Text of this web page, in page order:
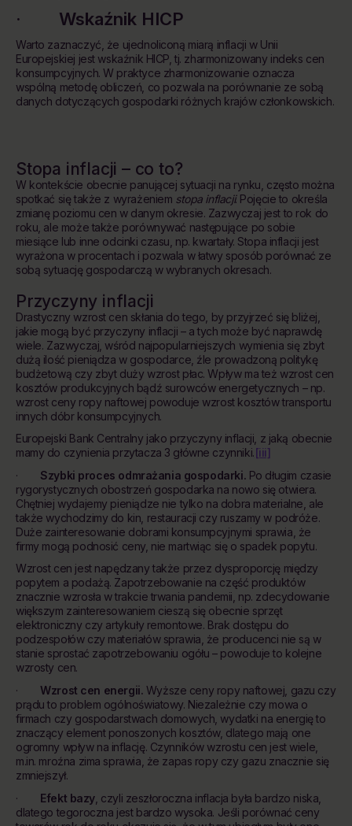
· Wskaźnik HICP
Warto zaznaczyć, że ujednoliconą miarą inflacji w Unii
Europejskiej jest wskaźnik HICP, tj. zharmonizowany indeks cen
konsumpcyjnych. W praktyce zharmonizowanie oznacza
wspólną metodę obliczeń, co pozwala na porównanie ze sobą
danych dotyczących gospodarki różnych krajów członkowskich.
Stopa inflacji – co to?
W kontekście obecnie panującej sytuacji na rynku, często można
spotkać się także z wyrażeniem stopa inflacji. Pojęcie to określa
zmianę poziomu cen w danym okresie. Zazwyczaj jest to rok do
roku, ale może także porównywać następujące po sobie
miesiące lub inne odcinki czasu, np. kwartały. Stopa inflacji jest
wyrażona w procentach i pozwala w łatwy sposób porównać ze
sobą sytuację gospodarczą w wybranych okresach.
Przyczyny inflacji
Drastyczny wzrost cen skłania do tego, by przyjrzeć się bliżej,
jakie mogą być przyczyny inflacji – a tych może być naprawdę
wiele. Zazwyczaj, wśród najpopularniejszych wymienia się zbyt
dużą ilość pieniądza w gospodarce, źle prowadzoną politykę
budżetową czy zbyt duży wzrost płac. Wpływ ma też wzrost cen
kosztów produkcyjnych bądź surowców energetycznych – np.
wzrost ceny ropy naftowej powoduje wzrost kosztów transportu
innych dóbr konsumpcyjnych.
Europejski Bank Centralny jako przyczyny inflacji, z jaką obecnie
mamy do czynienia przytacza 3 główne czynniki.[iii]
· Szybki proces odmrażania gospodarki. Po długim czasie
rygorystycznych obostrzeń gospodarka na nowo się otwiera.
Chętniej wydajemy pieniądze nie tylko na dobra materialne, ale
także wychodzimy do kin, restauracji czy ruszamy w podróże.
Duże zainteresowanie dobrami konsumpcyjnymi sprawia, że
firmy mogą podnosić ceny, nie martwiąc się o spadek popytu.
Wzrost cen jest napędzany także przez dysproporcję między
popytem a podażą. Zapotrzebowanie na część produktów
znacznie wzrosła w trakcie trwania pandemii, np. zdecydowanie
większym zainteresowaniem cieszą się obecnie sprzęt
elektroniczny czy artykuły remontowe. Brak dostępu do
podzespołów czy materiałów sprawia, że producenci nie są w
stanie sprostać zapotrzebowaniu ogółu – powoduje to kolejne
wzrosty cen.
·Wzrost cen energii. Wyższe ceny ropy naftowej, gazu czy
prądu to problem ogólnoświatowy. Niezależnie czy mowa o
firmach czy gospodarstwach domowych, wydatki na energię to
znaczący element ponoszonych kosztów, dlatego mają one
ogromny wpływ na inflację. Czynników wzrostu cen jest wiele,
m.in. mroźna zima sprawia, że zapas ropy czy gazu znacznie się
zmniejszył.
· Efekt bazy , czyli zeszłoroczna inflacja była bardzo niska,
dlatego tegoroczna jest bardzo wysoka. Jeśli porównać ceny